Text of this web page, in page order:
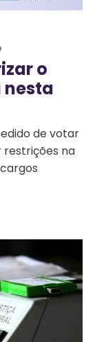
o
de votar
restrições na